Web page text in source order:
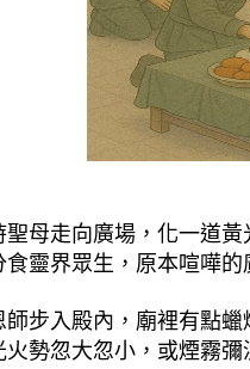
聖母走向廣場，化一道
食靈界眾生，原本喧嘩
師步入殿內，廟裡有點
火勢忽大忽小，或煙霧